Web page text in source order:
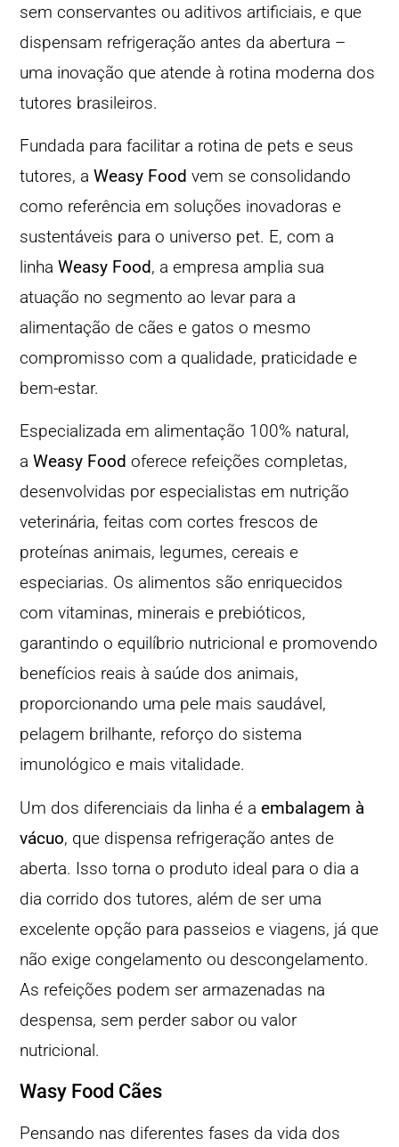
sem conservantes ou aditivos artificiais, e que
dispensam refrigeração antes da abertura –
uma inovação que atende à rotina moderna dos
tutores brasileiros.
Fundada para facilitar a rotina de pets e seus
tutores, aWeasy Food vem se consolidando
como referência em soluções inovadoras e
sustentáveis para o universo pet. E, com a
linhaWeasy Food, a empresa amplia sua
atuação no segmento ao levar para a
alimentação de cães e gatos o mesmo
compromisso com a qualidade, praticidade e
bem-estar.
Especializada em alimentação 100% natural,
aWeasy Food oferece refeições completas,
desenvolvidas por especialistas em nutrição
veterinária, feitas com cortes frescos de
proteínas animais, legumes, cereais e
especiarias. Os alimentos são enriquecidos
com vitaminas, minerais e prebióticos,
garantindo o equilíbrio nutricional e promovendo
benefícios reais à saúde dos animais,
proporcionando uma pele mais saudável,
pelagem brilhante, reforço do sistema
imunológico e mais vitalidade.
Um dos diferenciais da linha é aembalagem à
vácuo, que dispensa refrigeração antes de
aberta. Isso torna o produto ideal para o dia a
dia corrido dos tutores, além de ser uma
excelente opção para passeios e viagens, já que
não exige congelamento ou descongelamento.
As refeições podem ser armazenadas na
despensa, sem perder sabor ou valor
nutricional.
Wasy Food Cães
Pensando nas diferentes fases da vida dos